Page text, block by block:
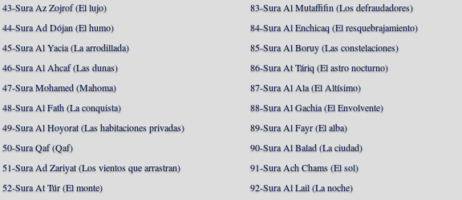
43-Sura Az Zojrof (El lujo)
44-Sura Ad Dójan (El humo)
45-Sura Al Yacia (La arrodillada)
46-Sura Al Ahcaf (Las dunas)
47-Sura Mohamed (Mahoma)
48-Sura Al Fath (La conquista)
49-Sura Al Hoyorat (Las habitaciones privadas)
50-Sura Qaf (Qaf)
51-Sura Ad Zariyat (Los vientos que arrastran)
52-Sura At Túr (El monte)
83-Sura Al Mutaffifin (Los defraudadores)
84-Sura Al Enchicaq (El resquebrajamiento)
85-Sura Al Boruy (Las constelaciones)
86-Sura At Táriq (El astro nocturno)
87-Sura Al Ala (El Altísimo)
88-Sura Al Gachia (El Envolvente)
89-Sura Al Fayr (El alba)
90-Sura Al Balad (La ciudad)
91-Sura Ach Chams (El sol)
92-Sura Al Lail (La noche)